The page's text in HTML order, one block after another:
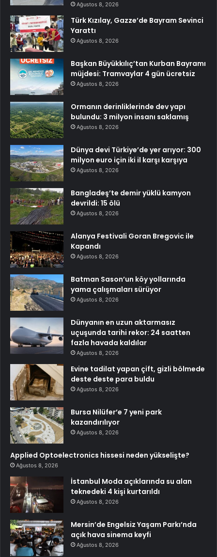
Ağustos 8, 2026
Türk Kızılay, Gazze’de Bayram Sevinci
Yarattı
Ağustos 8, 2026
Başkan Büyükkılıç’tan Kurban Bayramı
müjdesi: Tramvaylar 4 gün ücretsiz
Ağustos 8, 2026
Ormanın derinliklerinde dev yapı
bulundu: 3 milyon insanı saklamış
Ağustos 8, 2026
Dünya devi Türkiye’de yer arıyor: 300
milyon euro için iki il karşı karşıya
Ağustos 8, 2026
Bangladeş’te demir yüklü kamyon
devrildi: 15 ölü
Ağustos 8, 2026
Alanya Festivali Goran Bregovic ile
Kapandı
Ağustos 8, 2026
Batman Sason’un köy yollarında
yama çalışmaları sürüyor
Ağustos 8, 2026
Dünyanın en uzun aktarmasız
uçuşunda tarihi rekor: 24 saatten
fazla havada kaldılar
Ağustos 8, 2026
Evine tadilat yapan çift, gizli bölmede
deste deste para buldu
Ağustos 8, 2026
Bursa Nilüfer’e 7 yeni park
kazandırılıyor
Ağustos 8, 2026
Applied Optoelectronics hissesi neden yükselişte?
Ağustos 8, 2026
İstanbul Moda açıklarında su alan
teknedeki 4 kişi kurtarıldı
Ağustos 8, 2026
Mersin’de Engelsiz Yaşam Parkı’nda
açık hava sinema keyfi
Ağustos 8, 2026